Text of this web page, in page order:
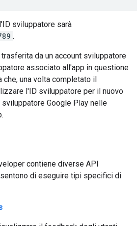
sviluppatore sarà
.
da un account sviluppatore
associato all'app in questione
che, una volta completato il
l'ID sviluppatore per il nuovo
Google Play nelle
contiene diverse API
di eseguire tipi specifici di